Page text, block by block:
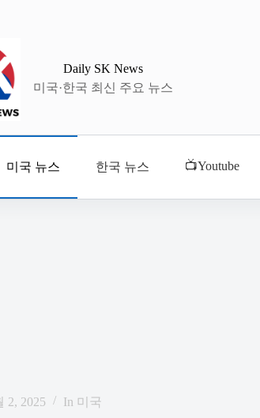
Daily SK News
미국·한국 최신 주요 뉴스
미국 뉴스 한국 뉴스 📺Youtube
2, 2025 In 미국